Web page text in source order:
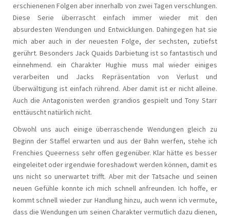
erschienenen Folgen aber innerhalb von zwei Tagen verschlungen.
Diese Serie überrascht einfach immer wieder mit den
absurdesten Wendungen und Entwicklungen. Dahingegen hat sie
mich aber auch in der neuesten Folge, der sechsten, zutiefst
gerührt. Besonders Jack Quaids Darbietung ist so fantastisch und
einnehmend. ein Charakter Hughie muss mal wieder einiges
verarbeiten und Jacks Repräsentation von Verlust und
Überwältigung ist einfach rührend. Aber damit ist er nicht alleine.
Auch die Antagonisten werden grandios gespielt und Tony Starr
enttäuscht natürlich nicht.
Obwohl uns auch einige überraschende Wendungen gleich zu
Beginn der Staffel erwarten und aus der Bahn werfen, stehe ich
Frenchies Queerness sehr offen gegenüber. Klar hätte es besser
eingeleitet oder irgendwie foreshadowt werden können, damit es
uns nicht so unerwartet trifft. Aber mit der Tatsache und seinen
neuen Gefühle konnte ich mich schnell anfreunden. Ich hoffe, er
kommt schnell wieder zur Handlung hinzu, auch wenn ich vermute,
dass die Wendungen um seinen Charakter vermutlich dazu dienen,